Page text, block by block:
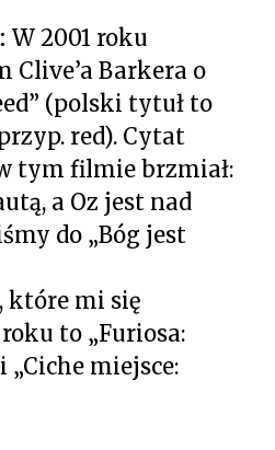
W 2001 roku
Barkera o
(polski tytuł to
red). Cytat
tym filmie brzmiał:
a Oz jest nad
do „Bóg jest
które mi się
to „Furiosa:
„Ciche miejsce: